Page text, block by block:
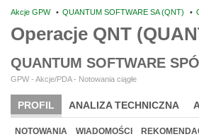
Akcje GPW • QUANTUM SOFTWARE SA (QNT) •
Operacje QNT
QUANTUM SOFTWARE
GPW - Akcje/PDA - Notowania ciągłe
PROFIL ANALIZA TECHNICZNA
NOTOWANIA WIADOMOŚCI
34